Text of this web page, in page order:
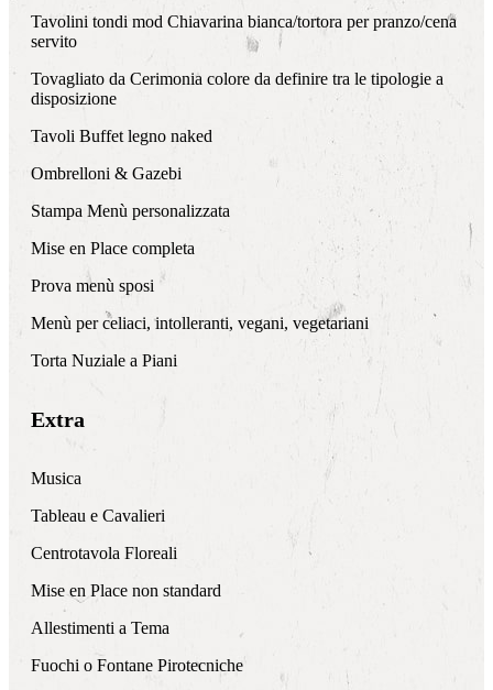
Tavolini tondi mod Chiavarina bianca/tortora per pranzo/cena
servito
Tovagliato da Cerimonia colore da definire tra le tipologie a
disposizione
Tavoli Buffet legno naked
Ombrelloni & Gazebi
Stampa Menù personalizzata
Mise en Place completa
Prova menù sposi
Menù per celiaci, intolleranti, vegani, vegetariani
Torta Nuziale a Piani
Extra
Musica
Tableau e Cavalieri
Centrotavola Floreali
Mise en Place non standard
Allestimenti a Tema
Fuochi o Fontane Pirotecniche